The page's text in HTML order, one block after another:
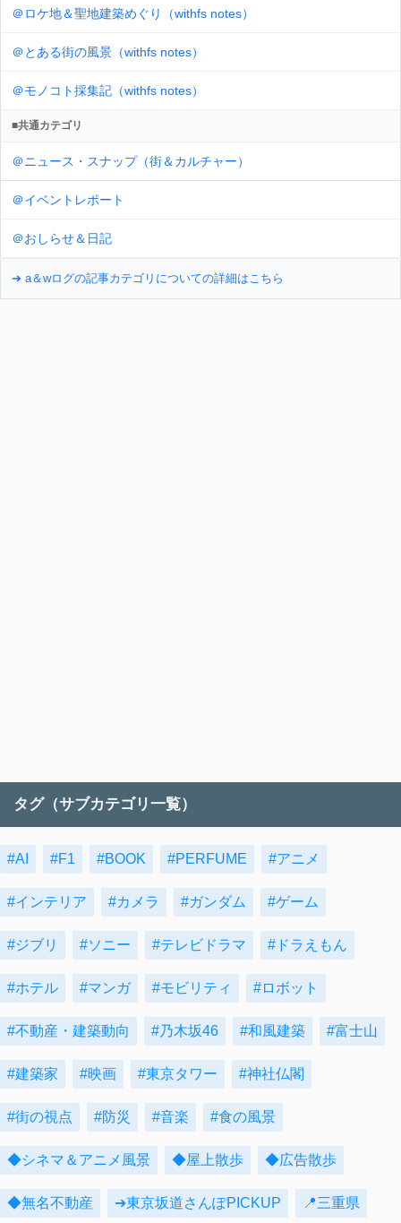
＠ロケ地＆聖地建築めぐり（withfs notes）
＠とある街の風景（withfs notes）
＠モノコト採集記（withfs notes）
■共通カテゴリ
＠ニュース・スナップ（街＆カルチャー）
＠イベントレポート
＠おしらせ＆日記
➔ a＆wログの記事カテゴリについての詳細はこちら
タグ（サブカテゴリ一覧）
#AI #F1 #BOOK #PERFUME #アニメ
#インテリア #カメラ #ガンダム #ゲーム
#ジブリ #ソニー #テレビドラマ #ドラえもん
#ホテル #マンガ #モビリティ #ロボット
#不動産・建築動向 #乃木坂46 #和風建築 #富士山
#建築家 #映画 #東京タワー #神社仏閣
#街の視点 #防災 #音楽 #食の風景
◆シネマ＆アニメ風景 ◆屋上散歩 ◆広告散歩
◆無名不動産 ➔東京坂道さんぽPICKUP 📍三重県